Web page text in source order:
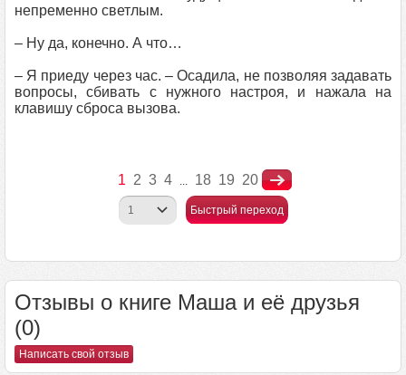
непременно светлым.
– Ну да, конечно. А что…
– Я приеду через час. – Осадила, не позволяя задавать
вопросы, сбивать с нужного настроя, и нажала на
клавишу сброса вызова.
1 2 3 4 ... 18 19 20
Быстрый переход
Отзывы о книге Маша и её друзья
(0)
Написать свой отзыв